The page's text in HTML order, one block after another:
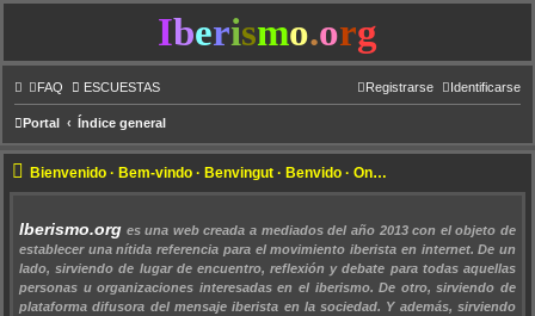
Iberismo.org
FAQ ESCUESTAS Identificarse
Registrarse
Portal Índice general
Bienvenido · Bem-vindo · Benvingut · Benvido · Ongietorri !!!
Iberismo.org es una web creada a mediados del año 2013 con el objeto de
establecer una nítida referencia para el movimiento iberista en internet. De un
lado, sirviendo de lugar de encuentro, reflexión y debate para todas aquellas
personas u organizaciones interesadas en el iberismo. De otro, sirviendo de
plataforma difusora del mensaje iberista en la sociedad. Y además, sirviendo